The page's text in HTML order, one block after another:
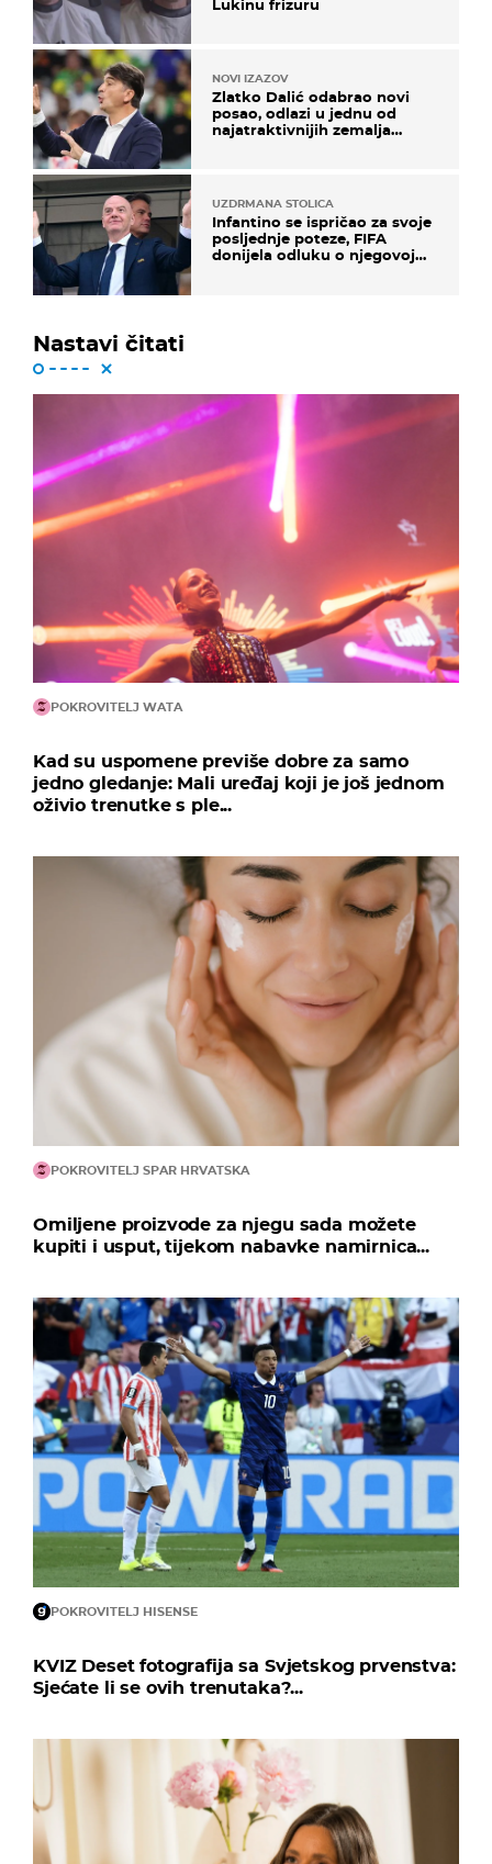
Lukinu frizuru
NOVI IZAZOV
Zlatko Dalić odabrao novi
posao, odlazi u jednu od
najatraktivnijih zemalja
UZDRMANA STOLICA
Infantino se ispričao za svoje
posljednje poteze, FIFA
donijela odluku o njegovoj
Nastavi čitati
POKROVITELJ WATA
Kad su uspomene previše dobre za samo
jedno gledanje: Mali uređaj koji je još jednom
oživio trenutke s ple...
POKROVITELJ SPAR HRVATSKA
Omiljene proizvode za njegu sada možete
kupiti i usput, tijekom nabavke namirnica...
POKROVITELJ HISENSE
KVIZ Deset fotografija sa Svjetskog prvenstva:
Sjećate li se ovih trenutaka?...